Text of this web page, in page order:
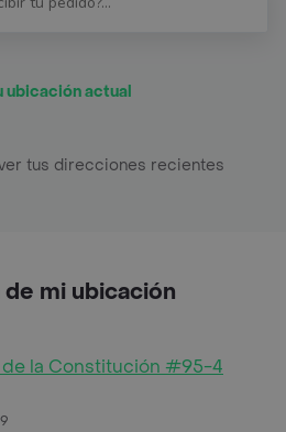
ubicación actual
tus direcciones recientes
mi ubicación
de la Constitución #95-4